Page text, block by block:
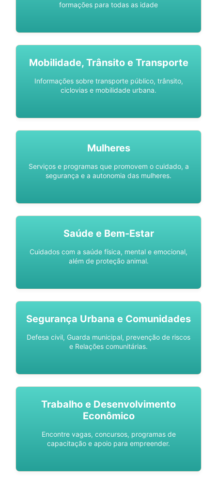
formações para todas as idade
Mobilidade, Trânsito e Transporte
Informações sobre transporte público, trânsito,
ciclovias e mobilidade urbana.
Mulheres
Serviços e programas que promovem o cuidado, a
segurança e a autonomia das mulheres.
Saúde e Bem-Estar
Cuidados com a saúde física, mental e emocional,
além de proteção animal.
Segurança Urbana e Comunidades
Defesa civil, Guarda municipal, prevenção de riscos
e Relações comunitárias.
Trabalho e Desenvolvimento
Econômico
Encontre vagas, concursos, programas de
capacitação e apoio para empreender.